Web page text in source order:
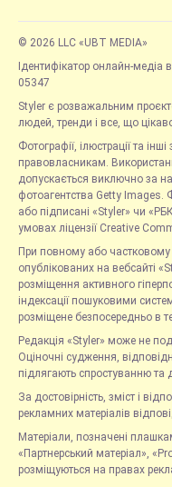
© 2026 LLC «UBT MEDIA»
Ідентифікатор онлайн-медіа
05347
Styler є розважальним
людей, тренди і все, що
Фотографії, ілюстрації та
правовласникам.
допускається виключно за
фотоагентства Getty Images.
або підписані «Styler» чи
умовах ліцензії Creative
При повному або частковому
опублікованих на вебсайті
розміщення активного
індексації пошуковими
розміщене безпосередньо в
Редакція «Styler» може не
Оціночні судження,
підлягають спростуванню та
За достовірність, зміст і
рекламних матеріалів
Матеріали, позначені
«Партнерський матеріал»,
розміщуються на правах